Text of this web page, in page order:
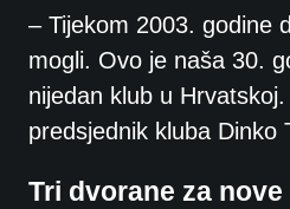
– Tijekom 2003. godine
mogli. Ovo je naša 30.
nijedan klub u
predsjednik kluba Dinko
Tri dvorane za